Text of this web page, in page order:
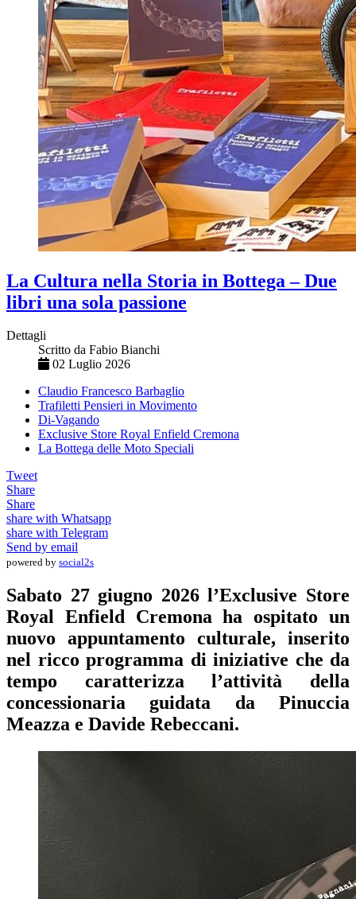
La Cultura nella Storia in Bottega – Due
libri una sola passione
Dettagli
Scritto da Fabio Bianchi
02 Luglio 2026
Claudio Francesco Barbaglio
Trafiletti Pensieri in Movimento
Di-Vagando
Exclusive Store Royal Enfield Cremona
La Bottega delle Moto Speciali
Tweet
Share
Share
share with Whatsapp
share with Telegram
Send by email
powered by social2s
Sabato 27 giugno 2026 l’Exclusive Store
Royal Enfield Cremona ha ospitato un
nuovo appuntamento culturale, inserito
nel ricco programma di iniziative che da
tempo caratterizza l’attività della
concessionaria guidata da Pinuccia
Meazza e Davide Rebeccani.